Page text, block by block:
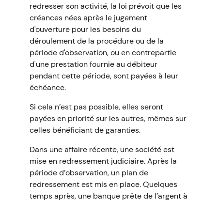
redresser son activité, la loi prévoit que les
créances nées après le jugement
d'ouverture pour les besoins du
déroulement de la procédure ou de la
période d'observation, ou en contrepartie
d'une prestation fournie au débiteur
pendant cette période, sont payées à leur
échéance.
Si cela n’est pas possible, elles seront
payées en priorité sur les autres, mêmes sur
celles bénéficiant de garanties.
Dans une affaire récente, une société est
mise en redressement judiciaire. Après la
période d’observation, un plan de
redressement est mis en place. Quelques
temps après, une banque prête de l’argent à